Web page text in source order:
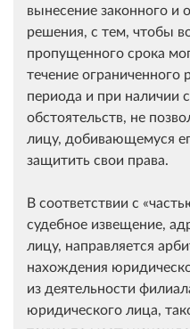
вынесение законного и
решения, с тем, чтобы
пропущенного срока
течение
периода и при наличии
обстоятельств, не
лицу, добивающемуся
защитить свои права.
В соответствии с
судебное извещение,
лицу, направляется
нахождения
из деятельности
юридического лица,